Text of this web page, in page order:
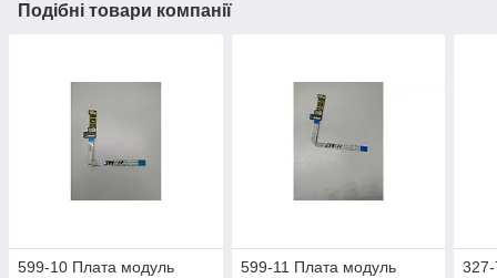
Подібні товари компанії
599-10 Плата модуль
599-11 Плата модуль